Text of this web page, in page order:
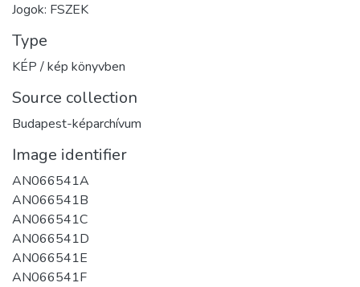
Jogok: FSZEK
Type
KÉP / kép könyvben
Source collection
Budapest-képarchívum
Image identifier
AN066541A
AN066541B
AN066541C
AN066541D
AN066541E
AN066541F